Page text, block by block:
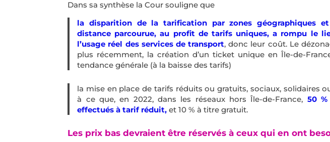
Dans sa synthèse la Cour souligne que
la disparition de la tarification par zones géographiques
distance parcourue, au profit de tarifs uniques, a rompu le
l’usage réel des services de transport, donc leur coût. Le
plus récemment, la création d’un ticket unique en Île-de-
tendance générale (à la baisse des tarifs)
la mise en place de tarifs réduits ou gratuits, sociaux, solidaires
à ce que, en 2022, dans les réseaux hors Île-de-France, 50
effectués à tarif réduit, et 10 % à titre gratuit.
Les prix bas devraient être réservés à ceux qui en ont